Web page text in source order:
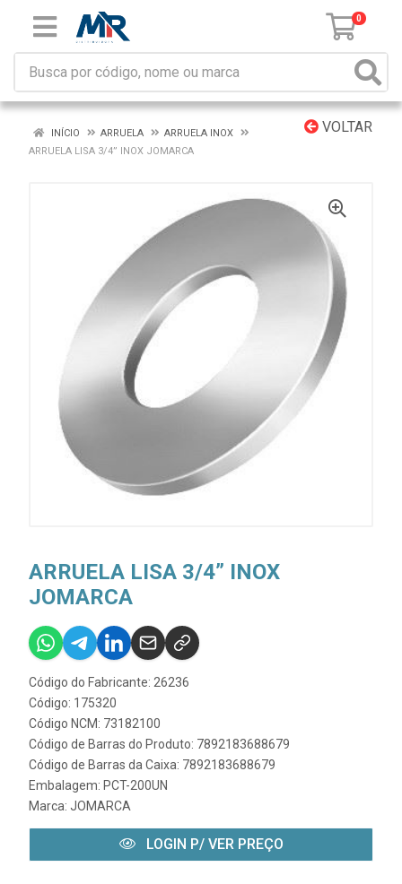
0
VOLTAR
INÍCIO ARRUELA
ARRUELA INOX
ARRUELA LISA 3/4” INOX JOMARCA
ARRUELA LISA 3/4” INOX
JOMARCA
Código do Fabricante: 26236
Código: 175320
Código NCM: 73182100
Código de Barras do Produto: 7892183688679
Código de Barras da Caixa: 7892183688679
Embalagem: PCT-200UN
Marca: JOMARCA
LOGIN P/ VER PREÇO